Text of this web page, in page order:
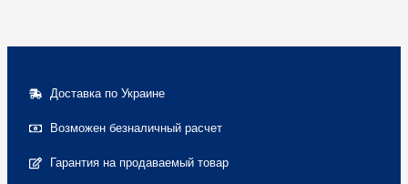
Доставка по Украине
Возможен безналичный расчет
Гарантия на продаваемый товар